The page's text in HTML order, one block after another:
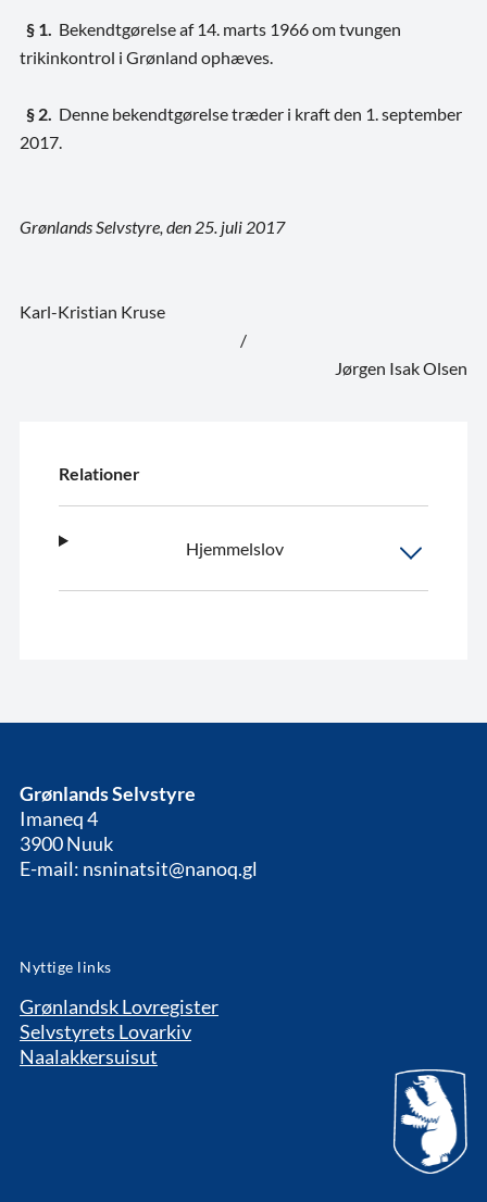
§ 1. Bekendtgørelse af 14. marts 1966 om tvungen
trikinkontrol i Grønland ophæves.
§ 2. Denne bekendtgørelse træder i kraft den 1. september
2017.
Grønlands Selvstyre, den 25. juli 2017
Karl-Kristian Kruse
/
Jørgen Isak Olsen
Relationer
Hjemmelslov
Grønlands Selvstyre
Imaneq 4
3900 Nuuk
E-mail: nsninatsit@nanoq.gl
Nyttige links
Grønlandsk Lovregister
Selvstyrets Lovarkiv
Naalakkersuisut